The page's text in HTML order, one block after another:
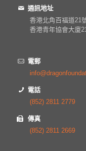
通訊地址
香港北角百福道21
香港青年協會大廈
電郵
電話
(852) 2811 2779
傳真
(852) 2811 2669